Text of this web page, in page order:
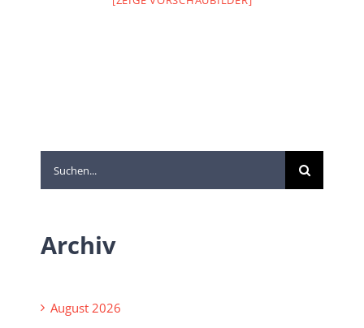
Suche
nach:
Archiv
August 2026